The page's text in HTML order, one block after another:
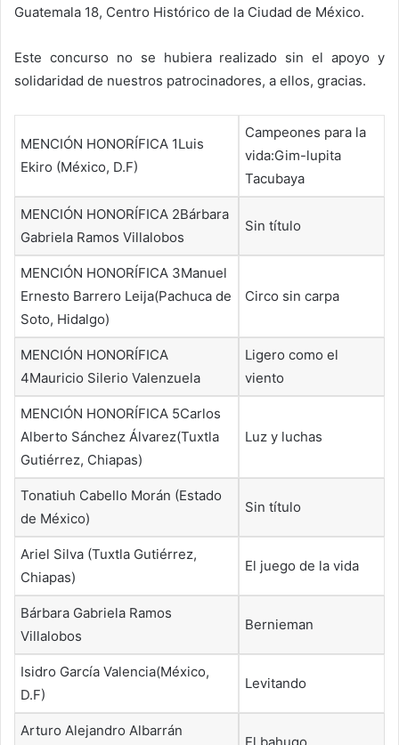
Guatemala 18, Centro Histórico de la Ciudad de México.
Este concurso no se hubiera realizado sin el apoyo y
solidaridad de nuestros patrocinadores, a ellos, gracias.
MENCIÓN HONORÍFICA 1Luis
Ekiro (México, D.F)
Campeones para la
vida:Gim-lupita
Tacubaya
MENCIÓN HONORÍFICA 2Bárbara
Gabriela Ramos Villalobos
Sin título
MENCIÓN HONORÍFICA 3Manuel
Ernesto Barrero Leija(Pachuca de
Soto, Hidalgo)
Circo sin carpa
MENCIÓN HONORÍFICA
4Mauricio Silerio Valenzuela
Ligero como el
viento
MENCIÓN HONORÍFICA 5Carlos
Alberto Sánchez Álvarez(Tuxtla
Gutiérrez, Chiapas)
Luz y luchas
Tonatiuh Cabello Morán (Estado
de México)
Sin título
Ariel Silva (Tuxtla Gutiérrez,
Chiapas)
El juego de la vida
Bárbara Gabriela Ramos
Villalobos
Bernieman
Isidro García Valencia(México,
D.F)
Levitando
Arturo Alejandro Albarrán
El bahugo